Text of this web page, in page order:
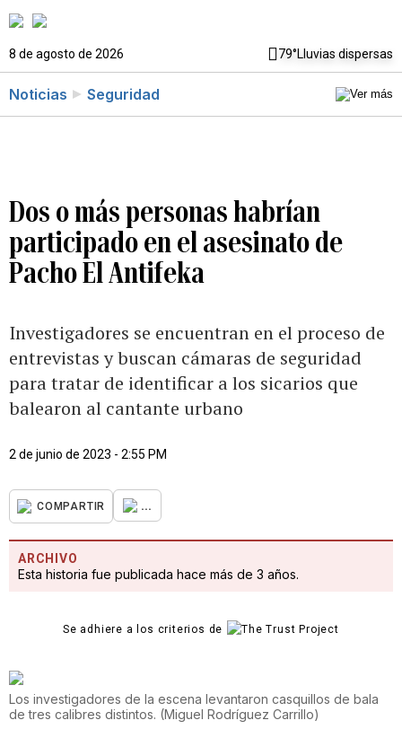
8 de agosto de 2026 79°Lluvias dispersas
Noticias Seguridad
Dos o más personas habrían
participado en el asesinato de
Pacho El Antifeka
Investigadores se encuentran en el proceso de
entrevistas y buscan cámaras de seguridad
para tratar de identificar a los sicarios que
balearon al cantante urbano
2 de junio de 2023 - 2:55 PM
COMPARTIR ...
ARCHIVO
Esta historia fue publicada hace más de 3 años.
Se adhiere a los criterios de
Los investigadores de la escena levantaron casquillos de bala
de tres calibres distintos. (Miguel Rodríguez Carrillo)